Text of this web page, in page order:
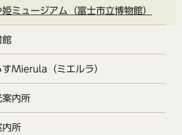
ミュージアム（富士市立博物館）
館
すMierula（ミエルラ）
案内所
内所